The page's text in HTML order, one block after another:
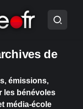
de
émissions,
les bénévoles
média-école